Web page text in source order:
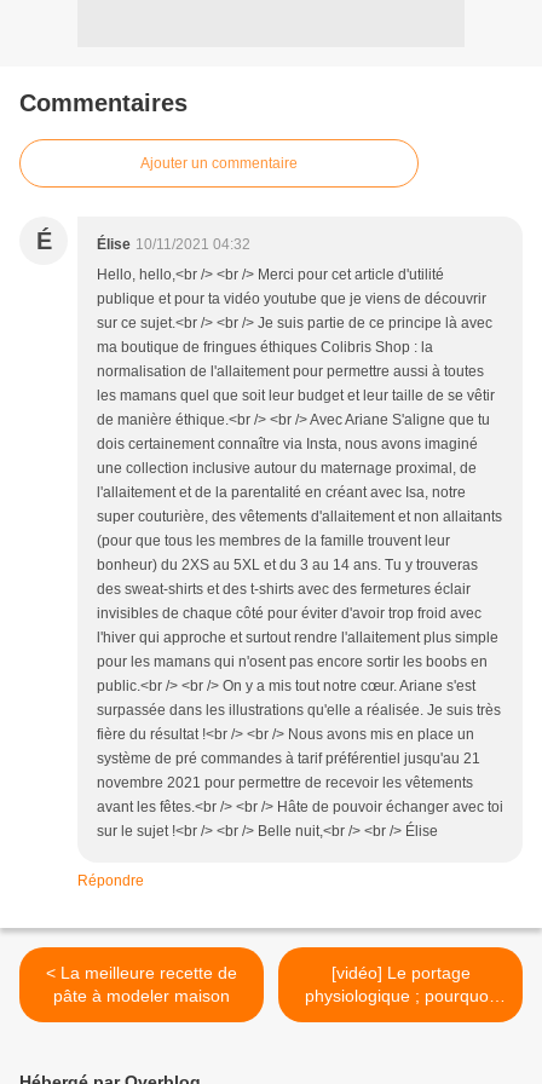
Commentaires
Ajouter un commentaire
É Élise 10/11/2021 04:32
Hello, hello,<br /> <br /> Merci pour cet article d'utilité
publique et pour ta vidéo youtube que je viens de découvrir
sur ce sujet.<br /> <br /> Je suis partie de ce principe là avec
ma boutique de fringues éthiques Colibris Shop : la
normalisation de l'allaitement pour permettre aussi à toutes
les mamans quel que soit leur budget et leur taille de se vêtir
de manière éthique.<br /> <br /> Avec Ariane S'aligne que tu
dois certainement connaître via Insta, nous avons imaginé
une collection inclusive autour du maternage proximal, de
l'allaitement et de la parentalité en créant avec Isa, notre
super couturière, des vêtements d'allaitement et non allaitants
(pour que tous les membres de la famille trouvent leur
bonheur) du 2XS au 5XL et du 3 au 14 ans. Tu y trouveras
des sweat-shirts et des t-shirts avec des fermetures éclair
invisibles de chaque côté pour éviter d'avoir trop froid avec
l'hiver qui approche et surtout rendre l'allaitement plus simple
pour les mamans qui n'osent pas encore sortir les boobs en
public.<br /> <br /> On y a mis tout notre cœur. Ariane s'est
surpassée dans les illustrations qu'elle a réalisée. Je suis très
fière du résultat !<br /> <br /> Nous avons mis en place un
système de pré commandes à tarif préférentiel jusqu'au 21
novembre 2021 pour permettre de recevoir les vêtements
avant les fêtes.<br /> <br /> Hâte de pouvoir échanger avec toi
sur le sujet !<br /> <br /> Belle nuit,<br /> <br /> Élise
Répondre
< La meilleure recette de
pâte à modeler maison
[vidéo] Le portage
physiologique ; pourquoi,
comment et avec quoi ? >